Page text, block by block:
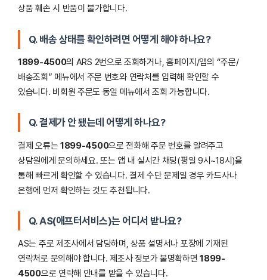
상품 훼손 시 반품이 불가합니다.
Q. 배송 상태를 확인하려면 어떻게 해야 하나요?
1899-4500의 ARS 2번으로 조회하거나, 홈페이지/앱의 “주문/
배송조회” 메뉴에서 주문 번호와 연락처를 입력해 확인할 수
있습니다. 비회원 주문도 동일 메뉴에서 조회 가능합니다.
Q. 결제가 안 됐는데 어떻게 하나요?
결제 오류는 1899-4500으로 전화해 주문 번호를 알려주고
상담원에게 문의하세요. 또는 앱 내 실시간 채팅(평일 9시~18시)을
통해 빠르게 확인할 수 있습니다. 결제 수단 문제일 경우 카드사나
은행에 먼저 확인하는 것도 추천됩니다.
Q. AS(애프터서비스)는 어디서 받나요?
AS는 주로 제조사에서 담당하며, 상품 설명서나 포장에 기재된
연락처로 문의해야 합니다. 제조사 정보가 불명확하면1899-
4500으로 연락해 안내를 받을 수 있습니다.